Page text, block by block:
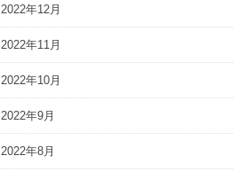
2022年12月
2022年11月
2022年10月
2022年9月
2022年8月